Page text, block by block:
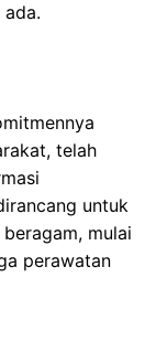
telah
untuk
mulai
perawatan